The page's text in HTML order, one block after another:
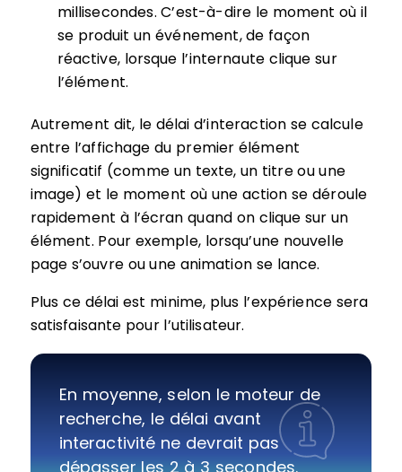
millisecondes. C’est-à-dire le moment où il
se produit un événement, de façon
réactive, lorsque l’internaute clique sur
l’élément.
Autrement dit, le délai d’interaction se calcule
entre l’affichage du premier élément
significatif (comme un texte, un titre ou une
image) et le moment où une action se déroule
rapidement à l’écran quand on clique sur un
élément. Pour exemple, lorsqu’une nouvelle
page s’ouvre ou une animation se lance.
Plus ce délai est minime, plus l’expérience sera
satisfaisante pour l’utilisateur.
En moyenne, selon le moteur de
recherche, le délai avant
interactivité ne devrait pas
dépasser les 2 à 3 secondes.